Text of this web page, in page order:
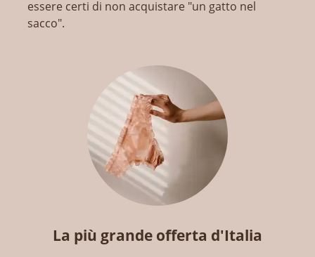
essere certi di non acquistare "un gatto nel
sacco".
La più grande offerta d'Italia